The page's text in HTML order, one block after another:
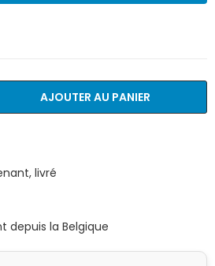
AJOUTER AU PANIER
livré
depuis la Belgique